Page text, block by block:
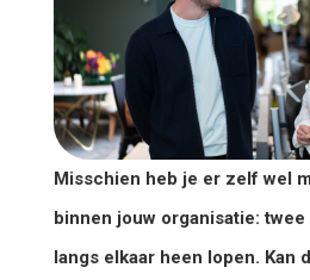
Misschien heb je er zelf wel
binnen jouw organisatie:
langs elkaar heen lopen. Kan